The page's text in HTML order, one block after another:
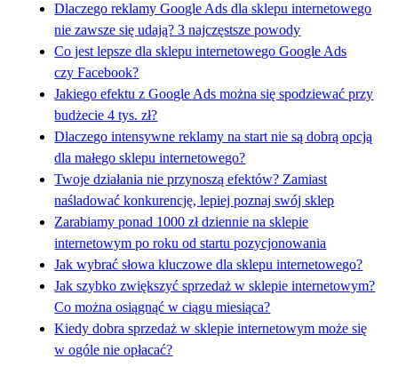
Dlaczego reklamy Google Ads dla sklepu internetowego
nie zawsze się udają? 3 najczęstsze powody
Co jest lepsze dla sklepu internetowego Google Ads
czy Facebook?
Jakiego efektu z Google Ads można się spodziewać przy
budżecie 4 tys. zł?
Dlaczego intensywne reklamy na start nie są dobrą opcją
dla małego sklepu internetowego?
Twoje działania nie przynoszą efektów? Zamiast
naśladować konkurencję, lepiej poznaj swój sklep
Zarabiamy ponad 1000 zł dziennie na sklepie
internetowym po roku od startu pozycjonowania
Jak wybrać słowa kluczowe dla sklepu internetowego?
Jak szybko zwiększyć sprzedaż w sklepie internetowym?
Co można osiągnąć w ciągu miesiąca?
Kiedy dobra sprzedaż w sklepie internetowym może się
w ogóle nie opłacać?